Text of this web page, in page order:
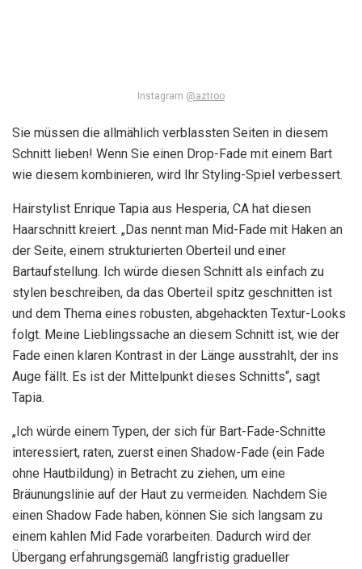
Instagram @aztroo
Sie müssen die allmählich verblassten Seiten in diesem
Schnitt lieben! Wenn Sie einen Drop-Fade mit einem Bart
wie diesem kombinieren, wird Ihr Styling-Spiel verbessert.
Hairstylist Enrique Tapia aus Hesperia, CA hat diesen
Haarschnitt kreiert. „Das nennt man Mid-Fade mit Haken an
der Seite, einem strukturierten Oberteil und einer
Bartaufstellung. Ich würde diesen Schnitt als einfach zu
stylen beschreiben, da das Oberteil spitz geschnitten ist
und dem Thema eines robusten, abgehackten Textur-Looks
folgt. Meine Lieblingssache an diesem Schnitt ist, wie der
Fade einen klaren Kontrast in der Länge ausstrahlt, der ins
Auge fällt. Es ist der Mittelpunkt dieses Schnitts“, sagt
Tapia.
„Ich würde einem Typen, der sich für Bart-Fade-Schnitte
interessiert, raten, zuerst einen Shadow-Fade (ein Fade
ohne Hautbildung) in Betracht zu ziehen, um eine
Bräunungslinie auf der Haut zu vermeiden. Nachdem Sie
einen Shadow Fade haben, können Sie sich langsam zu
einem kahlen Mid Fade vorarbeiten. Dadurch wird der
Übergang erfahrungsgemäß langfristig gradueller